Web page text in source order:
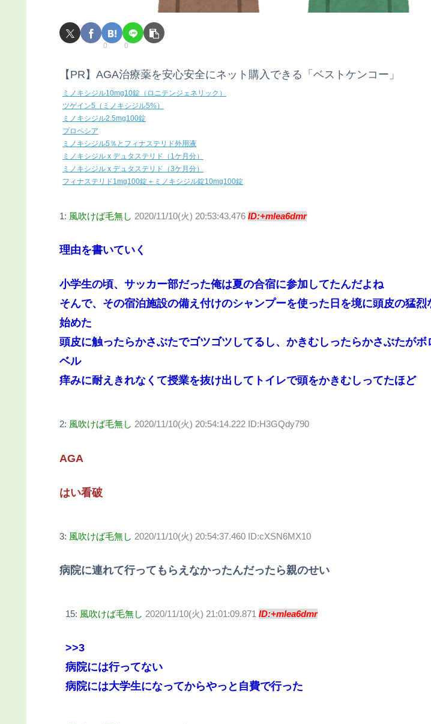
0 0
【PR】AGA治療薬を安心安全にネット購入できる「ベストケンコー」
ミノキシジル10mg10錠（ロニテンジェネリック）
ツゲイン5（ミノキシジル5%）
ミノキシジル2.5mg100錠
プロペシア
ミノキシジル5％とフィナステリド外用液
ミノキシジル x デュタステリド（1ケ月分）
ミノキシジル x デュタステリド（3ケ月分）
フィナステリド1mg100錠＋ミノキシジル錠10mg100錠
1: 風吹けば毛無し 2020/11/10(火) 20:53:43.476 ID:+mlea6dmr
理由を書いていく
小学生の頃、サッカー部だった俺は夏の合宿に参加してたんだよね
そんで、その宿泊施設の備え付けのシャンプーを使った日を境に頭皮の猛烈
始めた
頭皮に触ったらかさぶたでゴツゴツしてるし、かきむしったらかさぶたがボ
ベル
痒みに耐えきれなくて授業を抜け出してトイレで頭をかきむしってたほど
2: 風吹けば毛無し 2020/11/10(火) 20:54:14.222 ID:H3GQdy790
AGA
はい看破
3: 風吹けば毛無し 2020/11/10(火) 20:54:37.460 ID:cXSN6MX10
病院に連れて行ってもらえなかったんだったら親のせい
15: 風吹けば毛無し 2020/11/10(火) 21:01:09.871 ID:+mlea6dmr
>>3
病院には行ってない
病院には大学生になってからやっと自費で行った